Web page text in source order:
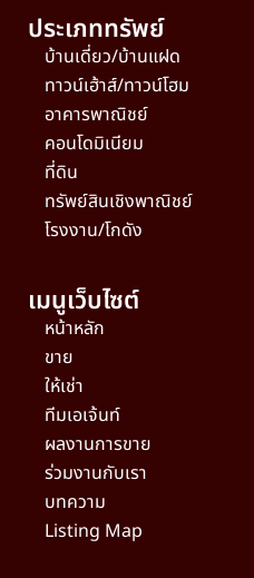
ประเภททรัพย์
บ้านเดี่ยว/บ้านแฝด
ทาวน์เฮ้าส์/ทาวน์โฮม
อาคารพาณิชย์
คอนโดมิเนียม
ที่ดิน
ทรัพย์สินเชิงพาณิชย์
โรงงาน/โกดัง
เมนูเว็บไซต์
หน้าหลัก
ขาย
ให้เช่า
ทีมเอเจ้นท์
ผลงานการขาย
ร่วมงานกับเรา
บทความ
Listing Map